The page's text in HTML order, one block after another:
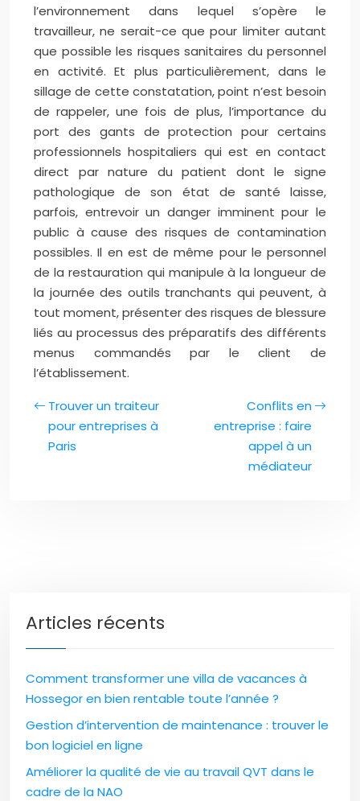
l’environnement dans lequel s’opère le
travailleur, ne serait-ce que pour limiter autant
que possible les risques sanitaires du personnel
en activité. Et plus particulièrement, dans le
sillage de cette constatation, point n’est besoin
de rappeler, une fois de plus, l’importance du
port des gants de protection pour certains
professionnels hospitaliers qui est en contact
direct par nature du patient dont le signe
pathologique de son état de santé laisse,
parfois, entrevoir un danger imminent pour le
public à cause des risques de contamination
possibles. Il en est de même pour le personnel
de la restauration qui manipule à la longueur de
la journée des outils tranchants qui peuvent, à
tout moment, présenter des risques de blessure
liés au processus des préparatifs des différents
menus commandés par le client de
l’établissement.
Trouver un traiteur
pour entreprises à
Paris
Conflits en
entreprise : faire
appel à un
médiateur
Articles récents
Comment transformer une villa de vacances à
Hossegor en bien rentable toute l’année ?
Gestion d’intervention de maintenance : trouver le
bon logiciel en ligne
Améliorer la qualité de vie au travail QVT dans le
cadre de la NAO